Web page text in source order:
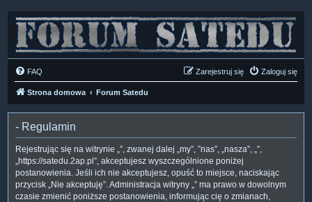
FAQ Zaloguj się
Zarejestruj się
Strona domowa Forum Satedu
- Regulamin
Rejestrując się na witrynie „”, zwanej dalej „my”, ”nas”, „nasza”, „”,
„https://satedu.2ap.pl”, akceptujesz wyszczególnione poniżej
postanowienia. Jeśli ich nie akceptujesz, opuść to miejsce, naciskając
przycisk „Nie akceptuję”. Administracja witryny „” ma prawo w dowolnym
czasie zmienić poniższe postanowienia, informując cię o zmianach,